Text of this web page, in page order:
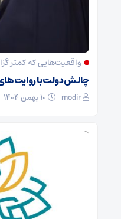
واقعیت‌هایی که کمتر
چالش دولت با
modir